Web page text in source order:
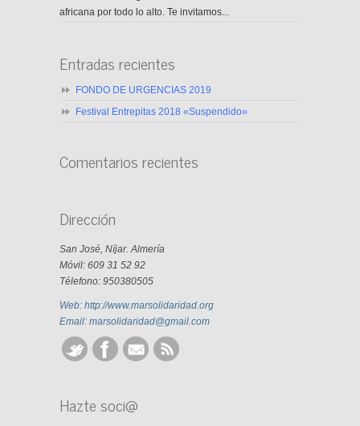
africana por todo lo alto. Te invitamos...
Entradas recientes
FONDO DE URGENCIAS 2019
Festival Entrepitas 2018 «Suspendido»
Comentarios recientes
Dirección
San José, Níjar. Almería
Móvil: 609 31 52 92
Télefono: 950380505
Web: http://www.marsolidaridad.org
Email: marsolidaridad@gmail.com
Hazte soci@